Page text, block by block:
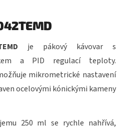
je pákový kávovar s
a PID regulací teploty.
mikrometrické nastavení
ocelovými kónickými kameny
250 ml se rychle nahřívá,